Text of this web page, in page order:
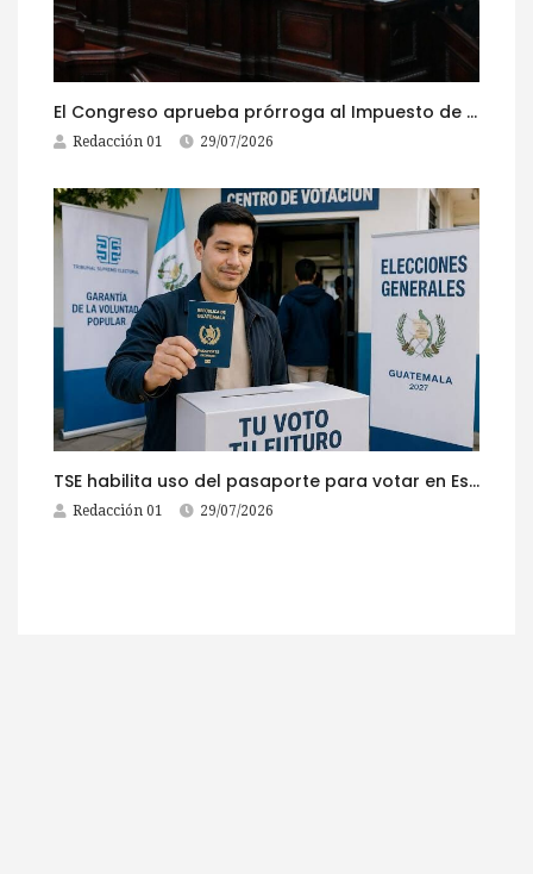
El Congreso aprueba prórroga al Impuesto de Circulación 2026
Redacción 01 29/07/2026
TSE habilita uso del pasaporte para votar en Estados Unidos
Redacción 01 29/07/2026